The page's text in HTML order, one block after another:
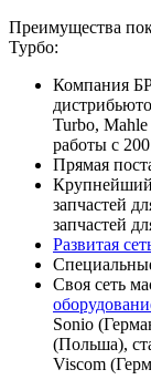
Преимущества
Турбо:
Компания
Turbo,
работы с
Прямая
Крупнейший
запчастей
запчастей
Развитая
Своя сеть
Sonio
(Польша),
Viscom